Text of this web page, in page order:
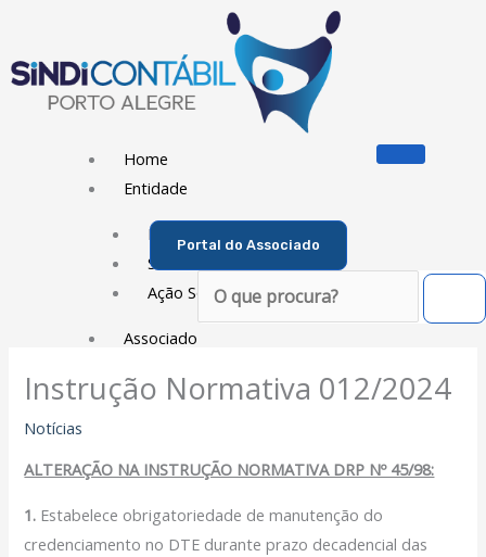
conteúdo
Home
Entidade
Diretoria
Sede Social
Ação Social
Associado
Porque ser um Associado
Dissídios e Convenções de Trabalho
EICON
Portal do Associado
Pesquisar
Instrução Normativa 012/2024
Notícias
ALTERAÇÃO NA INSTRUÇÃO NORMATIVA DRP Nº 45/98:
1. Estabelece obrigatoriedade de manutenção do
credenciamento no DTE durante prazo decadencial das